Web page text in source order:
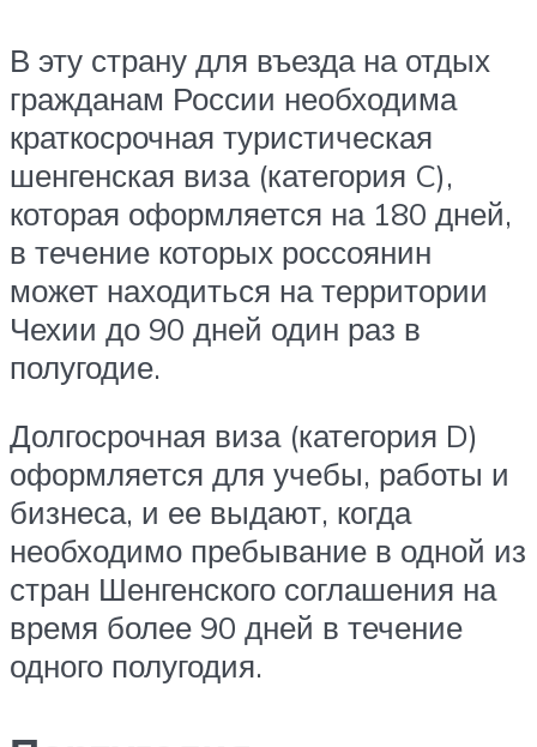
В эту страну для въезда на отдых
гражданам России необходима
краткосрочная туристическая
шенгенская виза (категория C),
которая оформляется на 180 дней,
в течение которых россоянин
может находиться на территории
Чехии до 90 дней один раз в
полугодие.
Долгосрочная виза (категория D)
оформляется для учебы, работы и
бизнеса, и ее выдают, когда
необходимо пребывание в одной из
стран Шенгенского соглашения на
время более 90 дней в течение
одного полугодия.